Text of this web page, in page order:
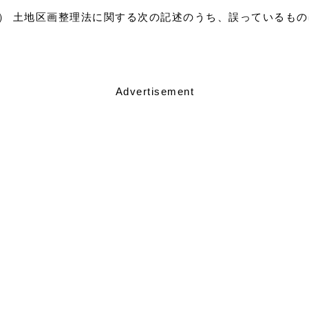
土地区画整理法に関する次の記述のうち、誤っているもの
Advertisement